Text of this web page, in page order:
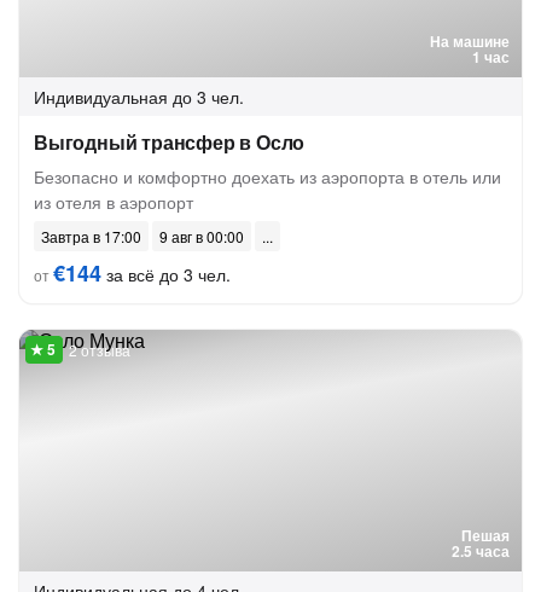
На машине
1 час
Индивидуальная до 3 чел.
Выгодный трансфер в Осло
Безопасно и комфортно доехать из аэропорта в отель или
из отеля в аэропорт
Завтра в 17:00
9 авг в 00:00
от€144 за всё до 3 чел.
Пешая
2.5 часа
2 отзыва